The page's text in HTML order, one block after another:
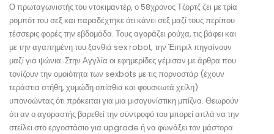
Ο πρωταγωνιστής του ντοκιμαντέρ, ο 58χρονος Τζορτζ ζει με τρία
ρομπότ του σεξ και παραδέχτηκε ότι κάνει σεξ μαζί τους περίπου
τέσσερις φορές την εβδομάδα. Τους αγοράζει ρούχα, τις βάφει και
με την αγαπημένη του ξανθιά sex robot, την Έιπριλ πηγαίνουν
μαζί για ψώνια. Στην Αγγλία οι εφημερίδες γέμισαν με άρθρα που
τονίζουν την ομοιότητα των sexbots με τις πορνοστάρ (έχουν
τεράστια στήθη, χυμώδη οπίσθια και φουσκωτά χείλη)
υπονοώντας ότι πρόκειται για μια μισογυνίστικη μπίζνα. Θεωρούν
ότι αν ο αγοραστής βαρεθεί την σύντροφό του μπορεί απλά να την
στείλει στο εργοστάσιο για upgrade ή να φωνάξει τον μάστορα